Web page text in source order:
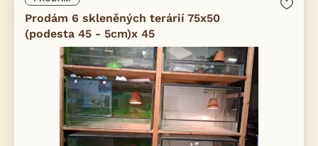
Prodám 6 skleněných terárií 75x50
(podesta 45 - 5cm)x 45